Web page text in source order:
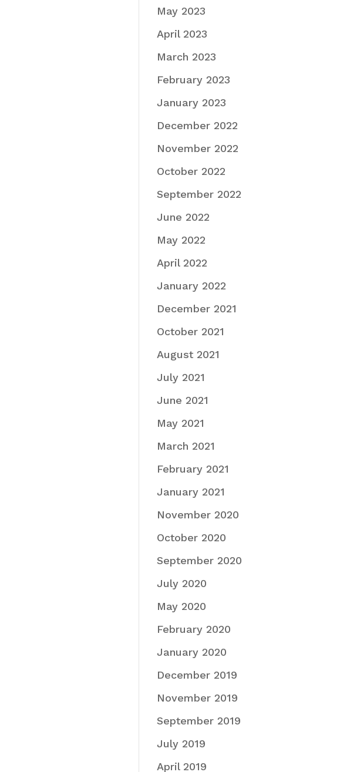
May 2023
April 2023
March 2023
February 2023
January 2023
December 2022
November 2022
October 2022
September 2022
June 2022
May 2022
April 2022
January 2022
December 2021
October 2021
August 2021
July 2021
June 2021
May 2021
March 2021
February 2021
January 2021
November 2020
October 2020
September 2020
July 2020
May 2020
February 2020
January 2020
December 2019
November 2019
September 2019
July 2019
April 2019